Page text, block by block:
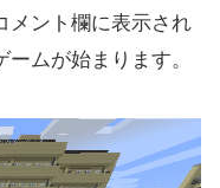
メント欄に表示され
ムが始まります。